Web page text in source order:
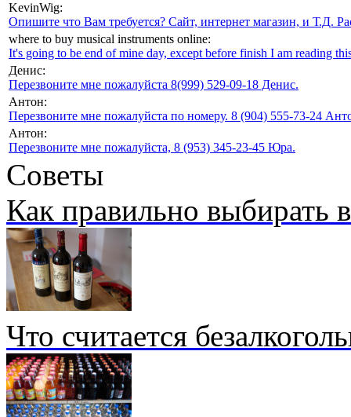
KevinWig:
Опишите что Вам требуется? Сайт, интернет магазин, и Т.Д.
where to buy musical instruments online:
It's going to be end of mine day, except before finish I am reading
Денис:
Перезвоните мне пожалуйста 8(999) 529-09-18 Денис.
Антон:
Перезвоните мне пожалуйста по номеру. 8 (904) 555-73-24
Антон:
Перезвоните мне пожалуйста, 8 (953) 345-23-45 Юра.
Советы
Как правильно выбирать
Что считается